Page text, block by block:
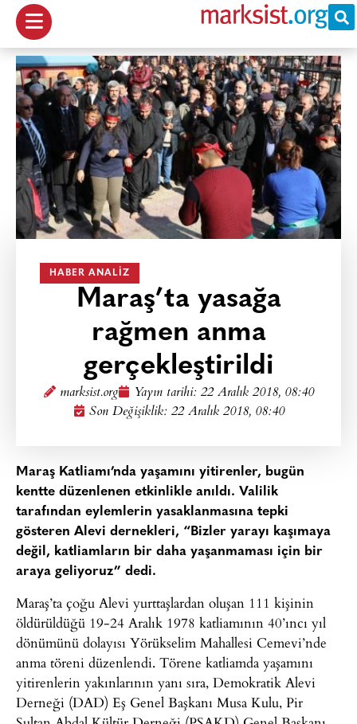
HABER ANALIZ
Maraş’ta yasağa
rağmen anma
gerçekleştirildi
marksist.org Yayın tarihi: 22 Aralık 2018, 08:40
Son Değişiklik: 22 Aralık 2018, 08:40
Maraş Katliamı’nda yaşamını yitirenler, bugün
kentte düzenlenen etkinlikle anıldı. Valilik
tarafından eylemlerin yasaklanmasına tepki
gösteren Alevi dernekleri, “Bizler yarayı kaşımaya
değil, katliamların bir daha yaşanmaması için bir
araya geliyoruz” dedi.
Maraş’ta çoğu Alevi yurttaşlardan oluşan 111 kişinin
öldürüldüğü 19-24 Aralık 1978 katliamının 40’ıncı yıl
dönümünü dolayısı Yörükselim Mahallesi Cemevi’nde
anma töreni düzenlendi. Törene katliamda yaşamını
yitirenlerin yakınlarının yanı sıra, Demokratik Alevi
Derneği (DAD) Eş Genel Başkanı Musa Kulu, Pir